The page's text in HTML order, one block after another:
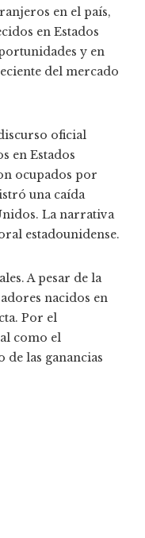
en el país,
en Estados
y en
del mercado
oficial
en Estados
ocupados por
una caída
La narrativa
estadounidense.
A pesar de la
nacidos en
Por el
como el
las ganancias